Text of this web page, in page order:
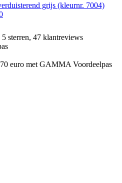
grijs (kleurnr. 7004)
sterren, 47 klantreviews
euro met GAMMA Voordeelpas